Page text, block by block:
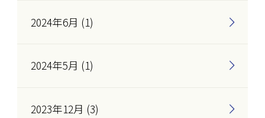
2024年6月 (1)
2024年5月 (1)
2023年12月 (3)